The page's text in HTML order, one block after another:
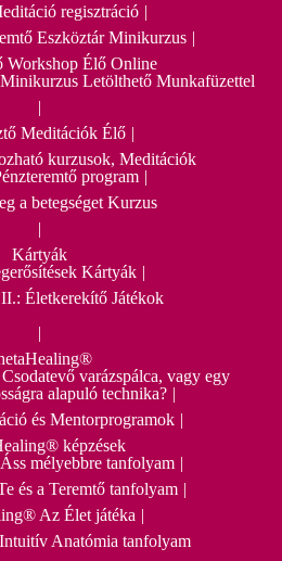
regisztráció
Eszköztár Minikurzus
Workshop Élő Online
Letölthető Munkafüzettel
Meditációk Élő
kurzusok, Meditációk
program
a betegséget Kurzus
Kártyák
Kártyák
Életkerekítő Játékok
varázspálca, vagy egy
alapuló technika?
és Mentorprogramok
képzések
mélyebbre tanfolyam
és a Teremtő tanfolyam
Az Élet játéka
Anatómia tanfolyam